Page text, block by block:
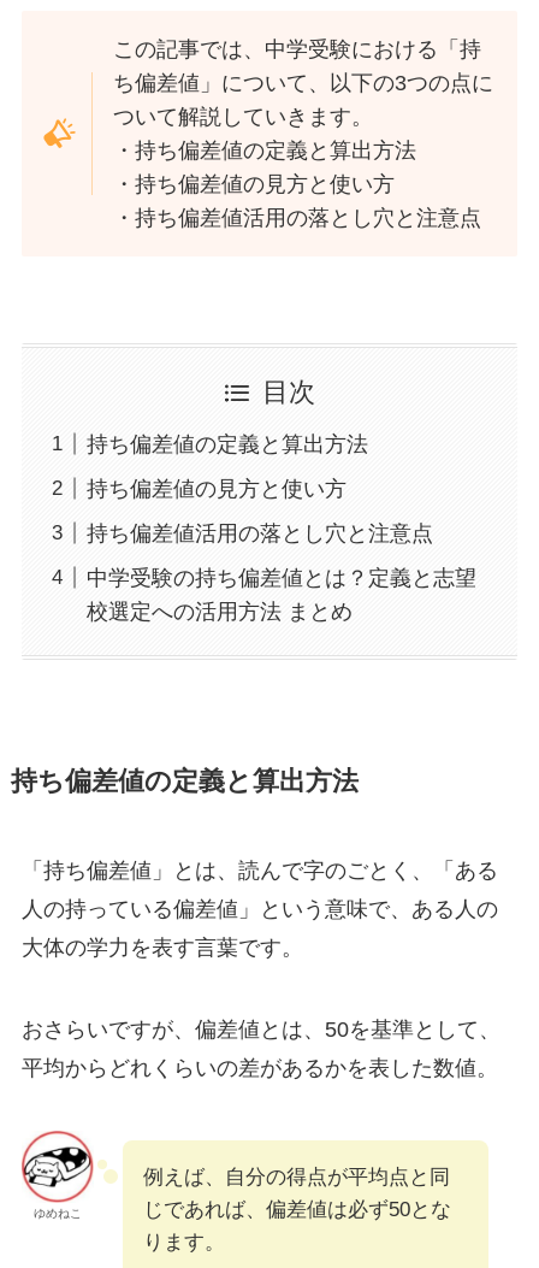
この記事では、中学受験における「持
ち偏差値」について、以下の3つの点に
ついて解説していきます。
・持ち偏差値の定義と算出方法
・持ち偏差値の見方と使い方
・持ち偏差値活用の落とし穴と注意点
目次
持ち偏差値の定義と算出方法
持ち偏差値の見方と使い方
持ち偏差値活用の落とし穴と注意点
中学受験の持ち偏差値とは？定義と志望
校選定への活用方法 まとめ
持ち偏差値の定義と算出方法
「持ち偏差値」とは、読んで字のごとく、「ある
人の持っている偏差値」という意味で、ある人の
大体の学力を表す言葉です。
おさらいですが、偏差値とは、50を基準として、
平均からどれくらいの差があるかを表した数値。
ゆめねこ
例えば、自分の得点が平均点と同
じであれば、偏差値は必ず50とな
ります。